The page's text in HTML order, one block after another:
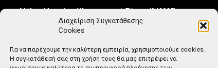
Διαχείριση Συγκατάθεσης
Cookies
Για να παρέχουμε την καλύτερη εμπειρία, χρησιμοποιούμε cookies.
Η συγκατάθεσή σας στη χρήση τους θα μας επιτρέψει να
Μέλος Μητρώου Ηλεκτρονικού Τύπου (242225)